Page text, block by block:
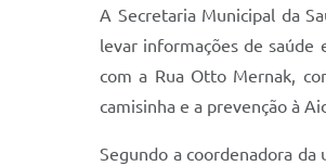
A Secretaria Municipal da
levar informações de saúde
com a Rua Otto Mernak,
camisinha e a prevenção à
Segundo a coordenadora